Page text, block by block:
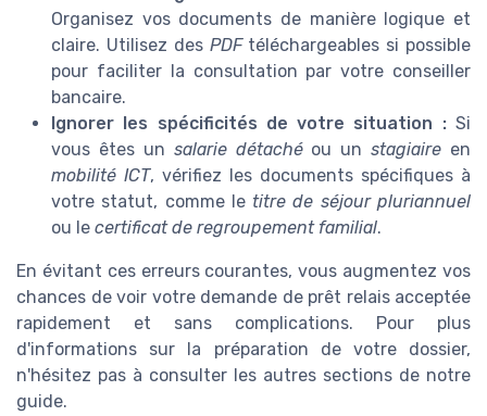
Organisez vos documents de manière logique et
claire. Utilisez des PDFtéléchargeables si possible
pour faciliter la consultation par votre conseiller
bancaire.
Ignorer les spécificités de votre situation :Si
vous êtes un salarie détachéou unstagiaire en
mobilité ICT, vérifiez les documents spécifiques à
votre statut, comme le titre de séjour pluriannuel
ou le certificat de regroupement familial.
En évitant ces erreurs courantes, vous augmentez vos
chances de voir votre demande de prêt relais acceptée
rapidement et sans complications. Pour plus
d'informations sur la préparation de votre dossier,
n'hésitez pas à consulter les autres sections de notre
guide.